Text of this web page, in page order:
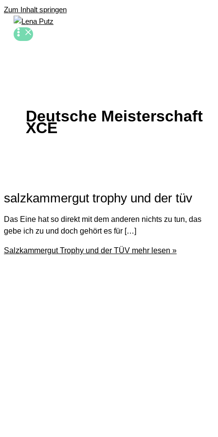
Zum Inhalt springen
Deutsche Meisterschaft
XCE
salzkammergut trophy und der tüv
Das Eine hat so direkt mit dem anderen nichts zu tun, das
gebe ich zu und doch gehört es für […]
Salzkammergut Trophy und der TÜV mehr lesen »